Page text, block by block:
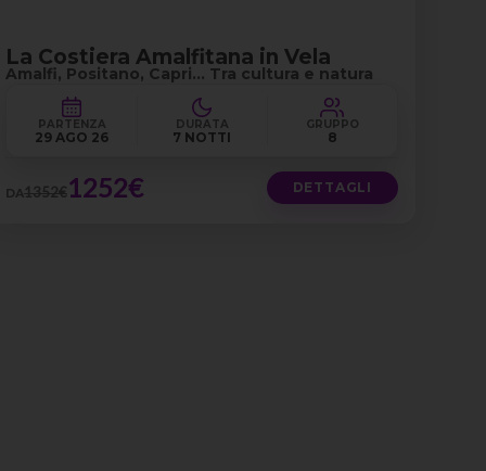
La Costiera Amalfitana in Vela
Amalfi, Positano, Capri… Tra cultura e natura
PARTENZA
29 AGO 26
DURATA
7 NOTTI
GRUPPO
8
DA1352€1252€ DETTAGLI